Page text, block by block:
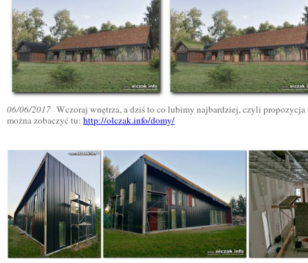
06/06/2017 Wczoraj wnętrza, a dziś to co lubimy najbardziej, czyli propozycja
można zobaczyć tu: http://olczak.info/domy/